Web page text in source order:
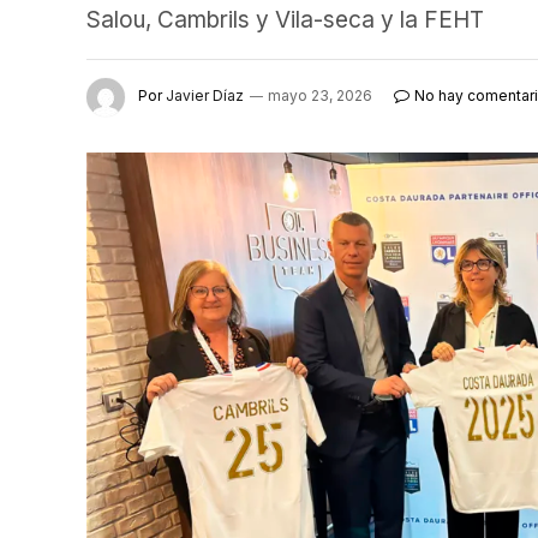
Salou, Cambrils y Vila-seca y la FEHT
Por Javier Díaz mayo 23, 2026 No hay